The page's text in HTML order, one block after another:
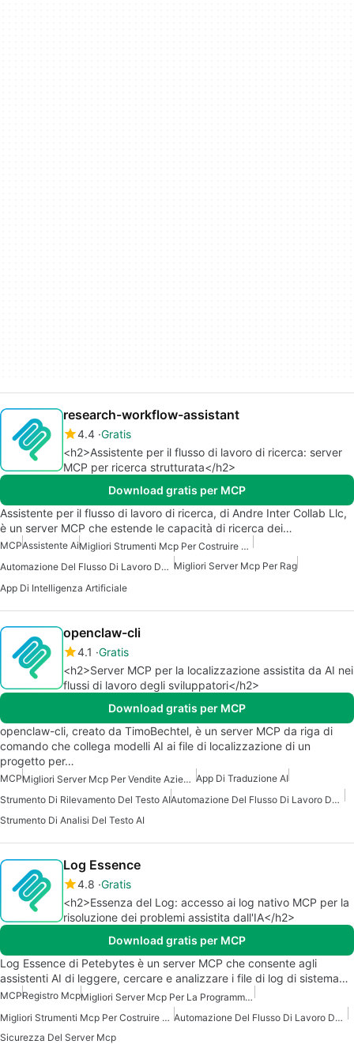
research-workflow-assistant
4.4 Gratis
<h2>Assistente per il flusso di lavoro di ricerca: server
MCP per ricerca strutturata</h2>
Download gratis per MCP
Assistente per il flusso di lavoro di ricerca, di Andre Inter Collab Llc,
è un server MCP che estende le capacità di ricerca dei…
MCPAssistente Ai
Migliori Strumenti Mcp Per Costruire Agenti Ai
Automazione Del Flusso Di Lavoro Del Server Mcp Migliori Server Mcp Per Rag
App Di Intelligenza Artificiale
openclaw-cli
4.1 Gratis
<h2>Server MCP per la localizzazione assistita da AI nei
flussi di lavoro degli sviluppatori</h2>
Download gratis per MCP
openclaw-cli, creato da TimoBechtel, è un server MCP da riga di
comando che collega modelli AI ai file di localizzazione di un
progetto per…
MCP Migliori Server Mcp Per Vendite Aziendali Marketing App Di Traduzione AI
Strumento Di Rilevamento Del Testo AI
Automazione Del Flusso Di Lavoro Del Server Mcp
Strumento Di Analisi Del Testo AI
Log Essence
4.8 Gratis
<h2>Essenza del Log: accesso ai log nativo MCP per la
risoluzione dei problemi assistita dall'IA</h2>
Download gratis per MCP
Log Essence di Petebytes è un server MCP che consente agli
assistenti AI di leggere, cercare e analizzare i file di log di sistema…
MCPRegistro Mcp
Migliori Server Mcp Per La Programmazione
Migliori Strumenti Mcp Per Costruire Agenti Ai
Automazione Del Flusso Di Lavoro Del Server Mcp
Sicurezza Del Server Mcp